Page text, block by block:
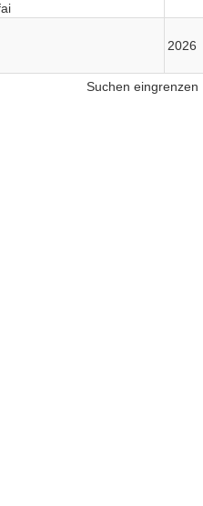
2026
Suchen eingrenzen